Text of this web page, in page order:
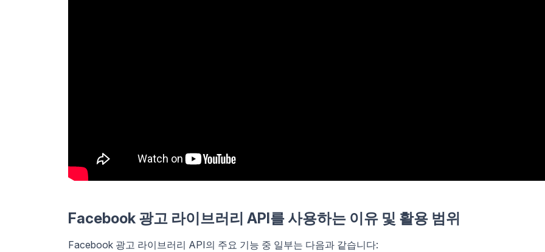
Facebook 광고 라이브러리 API를 사용하는 이유 및 활용 범위
Facebook 광고 라이브러리 API의 주요 기능 중 일부는 다음과 같습니다: